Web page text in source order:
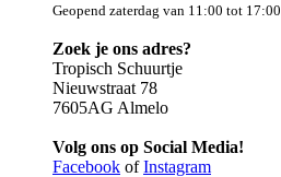
Geopend zaterdag van 11:00 tot 17:00
Zoek je ons adres?
Tropisch Schuurtje
Nieuwstraat 78
7605AG Almelo
Volg ons op Social Media!
Facebook ofInstagram